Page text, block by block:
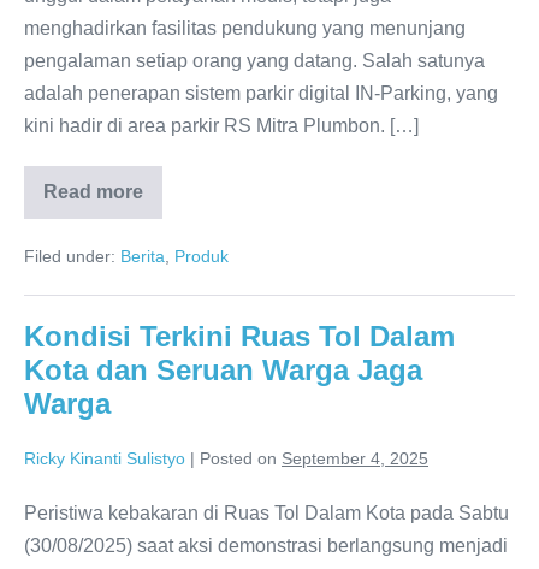
menghadirkan fasilitas pendukung yang menunjang
pengalaman setiap orang yang datang. Salah satunya
adalah penerapan sistem parkir digital IN-Parking, yang
kini hadir di area parkir RS Mitra Plumbon. […]
Read more
Filed under: Berita Produk
Kondisi Terkini Ruas Tol Dalam
Kota dan Seruan Warga Jaga
Warga
Ricky Kinanti Sulistyo | Posted on September 4, 2025
Peristiwa kebakaran di Ruas Tol Dalam Kota pada Sabtu
(30/08/2025) saat aksi demonstrasi berlangsung menjadi